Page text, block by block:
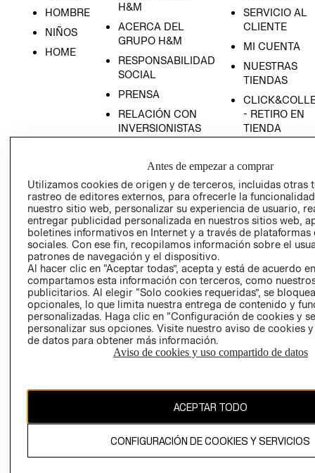
HOMBRE
NIÑOS
HOME
H&M
ACERCA DEL
GRUPO H&M
RESPONSABILIDAD
SOCIAL
PRENSA
RELACIÓN CON
INVERSIONISTAS
EMPRESARIAL
SERVICIO AL
CLIENTE
MI CUENTA
NUESTRAS
TIENDAS
- RETIRO EN
TIENDA
CONDICIONES
AVISO DE
PRIVACIDAD
GIFT CARD
AVISO DE
COOKIES
Chile ($)
El contenido de esta página web está protegido por copyright y es
propiedad de H&M Hennes & Mauritz AB.
Antes de empezar a comprar
Utilizamos cookies de origen y de terceros, incluidas otras
rastreo de editores externos, para ofrecerle la
nuestro sitio web, personalizar su experiencia de usuario,
entregar publicidad personalizada en nuestros sitios web,
boletines informativos en Internet y a través de plataformas
sociales. Con ese fin, recopilamos información sobre el
patrones de navegación y el dispositivo.
Al hacer clic en “Aceptar todas”, acepta y está de acuerdo
compartamos esta información con terceros, como
publicitarios. Al elegir “Solo cookies requeridas”, se
opcionales, lo que limita nuestra entrega de contenido y
personalizadas. Haga clic en “Configuración de cookies y
personalizar sus opciones. Visite nuestro aviso de cookies
de datos para obtener más información.
Aviso de cookies y uso compartido de datos
ACEPTAR TODO
CONFIGURACIÓN DE COOKIES Y SERVICIOS